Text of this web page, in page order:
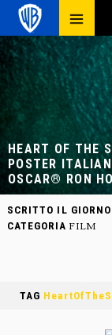
HEART OF THE
POSTER
OSCAR® RON
SCRITTO IL GIORNO
CATEGORIA FILM
TAG